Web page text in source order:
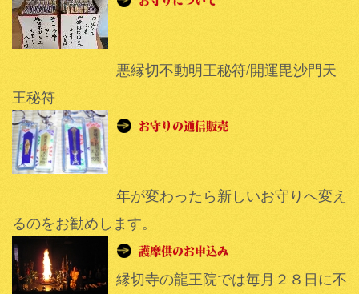
悪縁切不動明王秘符/開運毘沙門天
王秘符
年が変わったら新しいお守りへ変え
るのをお勧めします。
縁切寺の龍王院では毎月２８日に不